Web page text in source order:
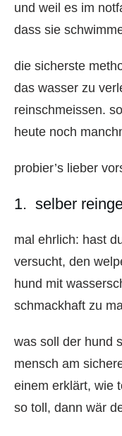
und weil es im
dass sie
die sicherste
das wasser zu
reinschmeissen.
heute noch
probier’s lieber
1. selber
mal ehrlich: hast
versucht, den
hund mit
schmackhaft zu
was soll der hund
mensch am
einem erklärt, wie
so toll, dann wär